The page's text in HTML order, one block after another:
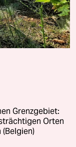
Grenzgebiet:
Orten